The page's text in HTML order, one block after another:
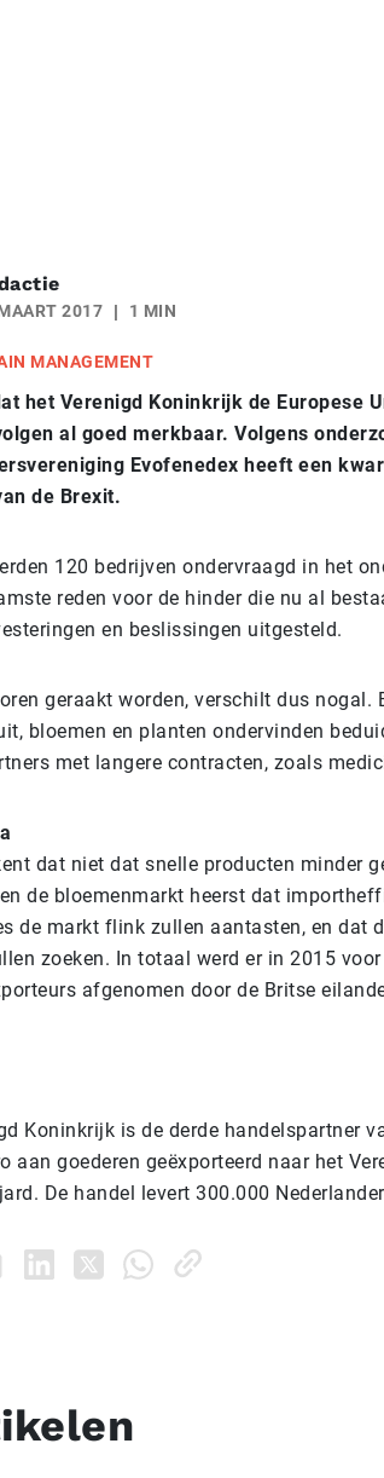
2017 1 MIN
MANAGEMENT
het Verenigd Koninkrijk de Europese
al goed merkbaar. Volgens
Evofenedex heeft een
de Brexit.
120 bedrijven ondervraagd in het
reden voor de hinder die nu al
en beslissingen uitgesteld.
geraakt worden, verschilt dus
bloemen en planten ondervinden
met langere contracten, zoals
dat niet dat snelle producten minder
de bloemenmarkt heerst dat
de markt flink zullen aantasten, en dat
zoeken. In totaal werd er in 2015
afgenomen door de Britse
Koninkrijk is de derde handelspartner
aan goederen geëxporteerd naar het
De handel levert 300.000